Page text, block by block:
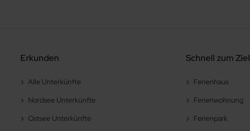
Erkunden
Alle Unterkünfte
Nordsee Unterkünfte
Ostsee Unterkünfte
Schnell zum Ziel
Ferienhaus
Ferienwohnung
Ferienpark